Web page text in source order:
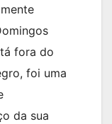
fora do
foi uma
da sua